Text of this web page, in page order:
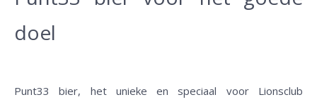
doel
01.04.23
Punt33 bier, het unieke en speciaal voor Lionsclub